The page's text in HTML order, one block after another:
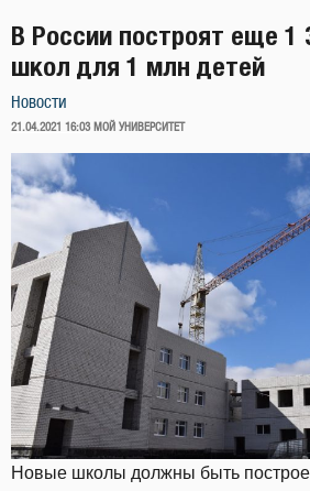
В России построят еще 1
школ для 1 млн детей
Новости
ОПУБЛИКОВАНО
21.04.2021 16:03 МОЙ УНИВЕРСИТЕТ
Новые школы должны быть